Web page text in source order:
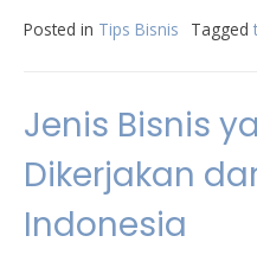
Posted in Tips Bisnis Tagged
Jenis Bisnis
Dikerjakan
Indonesia